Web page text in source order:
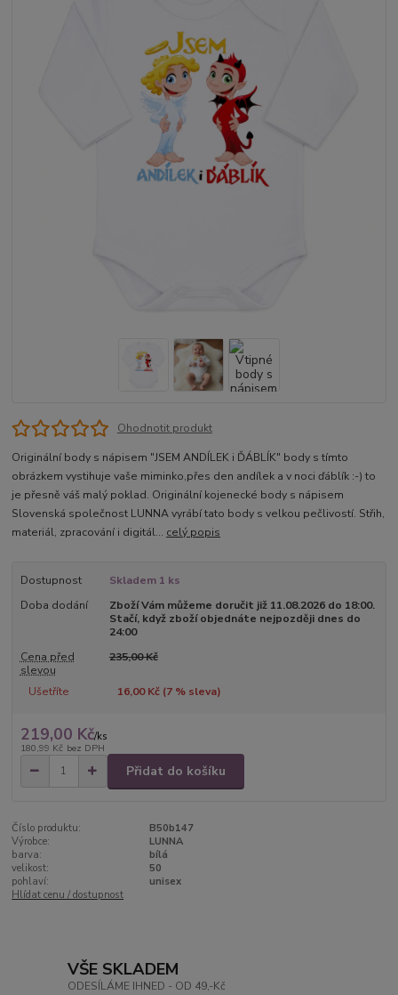
Ohodnotit produkt
Originální body s nápisem "JSEM ANDÍLEK i ĎÁBLÍK" body s tímto
obrázkem vystihuje vaše miminko,přes den andílek a v noci ďáblík :-) to
je přesně váš malý poklad. Originální kojenecké body s nápisem
Slovenská společnost LUNNA vyrábí tato body s velkou pečlivostí. Střih,
materiál, zpracování i digitál... celý popis
Dostupnost
Skladem 1 ks
Doba dodání
Zboží Vám můžeme doručit již 11.08.2026 do 18:00.
Stačí, když zboží objednáte nejpozději dnes do
24:00
Cena před
slevou
235,00 Kč
Ušetříte 16,00 Kč (7% sleva)
219,00 Kč/ks
180,99 Kč bez DPH
Přidat do košíku
Číslo produktu:
B50b147
Výrobce:
LUNNA
barva:
bílá
velikost:
50
pohlaví:
unisex
Hlídat cenu / dostupnost
VŠE SKLADEM
ODESÍLÁME IHNED - OD 49,-Kč